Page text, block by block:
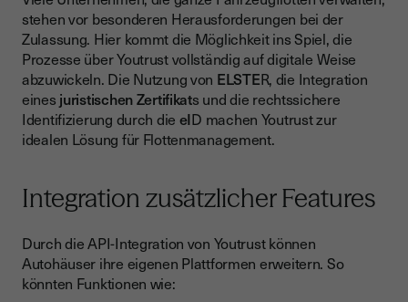
stehen vor besonderen Herausforderungen bei der
Zulassung. Hier kommt die Möglichkeit ins Spiel, die
Prozesse über Youtrust vollständig auf digitale Weise
abzuwickeln. Die Nutzung von ELSTER, die Integration
eines juristischen Zertifikats und die rechtssichere
Identifizierung durch die eID machen Youtrust zur
idealen Lösung für Flottenmanagement.
Integration zusätzlicher Features
Durch die API-Integration von Youtrust können
Autohäuser ihre eigenen Plattformen erweitern. So
könnten Funktionen wie: